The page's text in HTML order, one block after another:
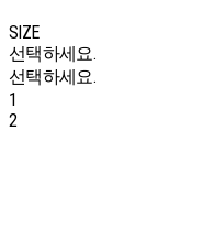
SIZE
선택하세요.
선택하세요.
1
2